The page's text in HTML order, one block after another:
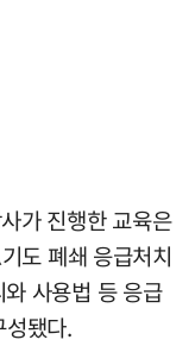
가 진행한 교육은
도 폐쇄 응급처치
사용법 등 응급
됐다.